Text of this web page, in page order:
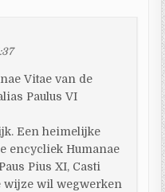
Vitae van de
Paulus VI
Een heimelijke
encycliek Humanae
Pius XI, Casti
wijze wil wegwerken